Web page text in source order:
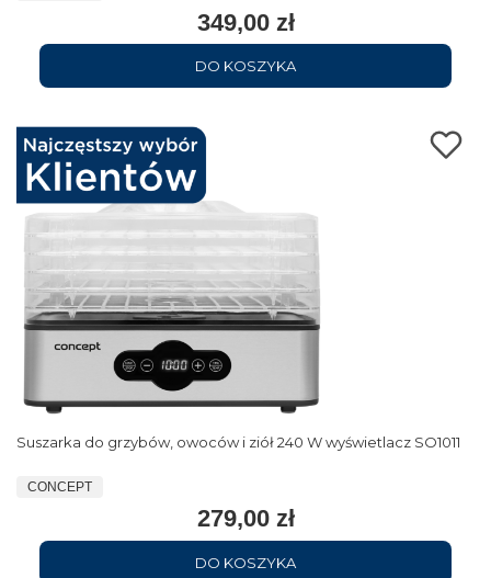
349,00 zł
DO KOSZYKA
Suszarka do grzybów, owoców i ziół 240 W wyświetlacz SO1011
CONCEPT
279,00 zł
DO KOSZYKA